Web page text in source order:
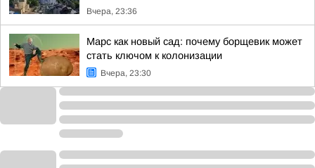
Вчера, 23:36
Марс как новый сад: почему борщевик может
стать ключом к колонизации
Вчера, 23:30